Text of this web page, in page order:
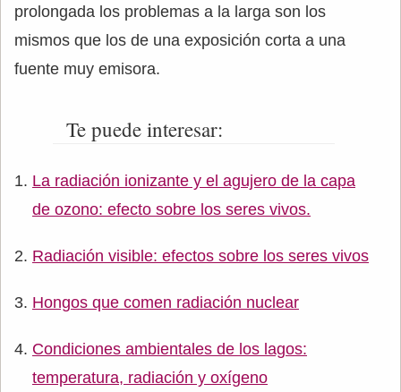
prolongada los problemas a la larga son los
mismos que los de una exposición corta a una
fuente muy emisora.
Te puede interesar:
La radiación ionizante y el agujero de la capa
de ozono: efecto sobre los seres vivos.
Radiación visible: efectos sobre los seres vivos
Hongos que comen radiación nuclear
Condiciones ambientales de los lagos:
temperatura, radiación y oxígeno